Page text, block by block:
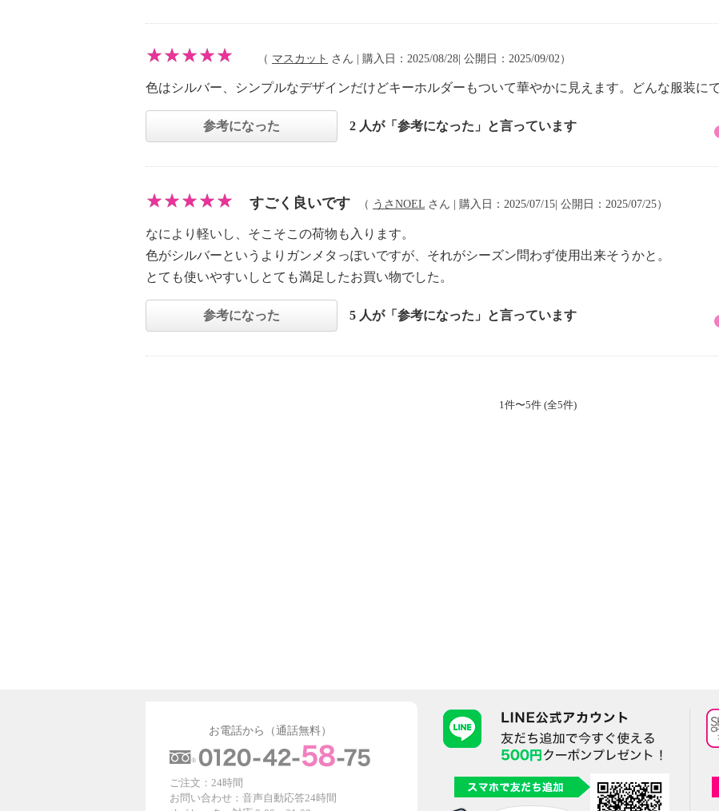
（ マスカット さん | 購入日：2025/08/28| 公開日：2025/09/02）
色はシルバー、シンプルなデザインだけどキーホルダーもついて華やかに見えます。どんな服装に
参考になった 2 人が「参考になった」と言っています
すごく良いです （ うさNOEL さん | 購入日：2025/07/15| 公開日：2025/07/25）
なにより軽いし、そこそこの荷物も入ります。
色がシルバーというよりガンメタっぽいですが、それがシーズン問わず使用出来そうかと。
とても使いやすいしとても満足したお買い物でした。
参考になった 5 人が「参考になった」と言っています
1件〜5件 (全5件)
お電話から（通話無料）
ご注文：24時間
お問い合わせ：音声自動応答24時間